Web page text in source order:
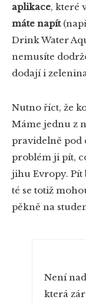
aplikace, které
máte napít
Drink Water
nemusíte
dodají i
Nutno říct, že
Máme jednu z
pravidelně pod
problém ji pít,
jihu Evropy. Pít
té se totiž
pěkně na
Není
která